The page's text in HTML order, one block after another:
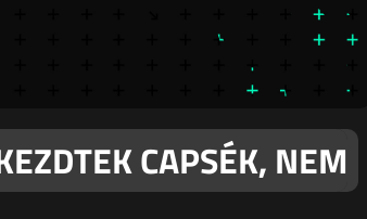
CAPSÉK, NEM